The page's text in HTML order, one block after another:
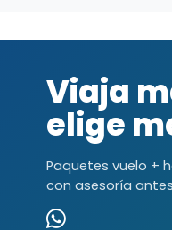
Viaja
elige
Paquetes vuelo +
con asesoría